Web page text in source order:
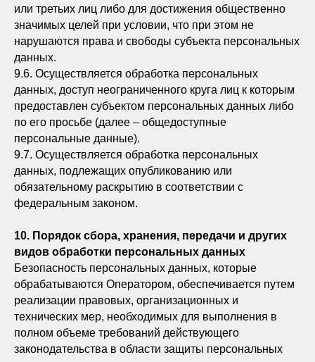
или третьих лиц либо для достижения общественно
значимых целей при условии, что при этом не
нарушаются права и свободы субъекта персональных
данных.
9.6. Осуществляется обработка персональных
данных, доступ неограниченного круга лиц к которым
предоставлен субъектом персональных данных либо
по его просьбе (далее – общедоступные
персональные данные).
9.7. Осуществляется обработка персональных
данных, подлежащих опубликованию или
обязательному раскрытию в соответствии с
федеральным законом.
10. Порядок сбора, хранения, передачи и других
видов обработки персональных данных
Безопасность персональных данных, которые
обрабатываются Оператором, обеспечивается путем
реализации правовых, организационных и
технических мер, необходимых для выполнения в
полном объеме требований действующего
законодательства в области защиты персональных